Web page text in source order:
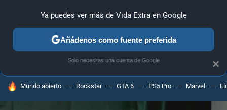
ANÁLISIS GUÍAS Y TRUCOS PC SONY NINTENDO
HOY SE HABLA DE
Mundo abierto Rockstar GTA 6 PS5 Pro Marvel
×
Ya puedes ver más de Vida Extra en Google
Añádenos como fuente preferida
Solo necesitas una cuenta de Google